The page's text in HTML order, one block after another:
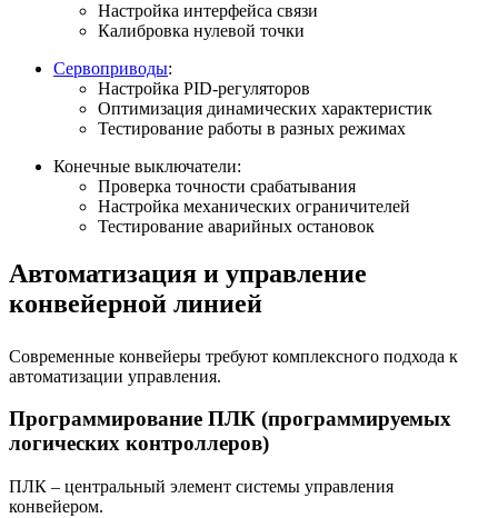
Настройка интерфейса связи
Калибровка нулевой точки
Сервоприводы:
Настройка PID-регуляторов
Оптимизация динамических характеристик
Тестирование работы в разных режимах
Конечные выключатели:
Проверка точности срабатывания
Настройка механических ограничителей
Тестирование аварийных остановок
Автоматизация и управление
конвейерной линией
Современные конвейеры требуют комплексного подхода к
автоматизации управления.
Программирование ПЛК (программируемых
логических контроллеров)
ПЛК – центральный элемент системы управления
конвейером.